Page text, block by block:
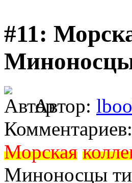
#11:
Автор:
Морская
Миноносцы